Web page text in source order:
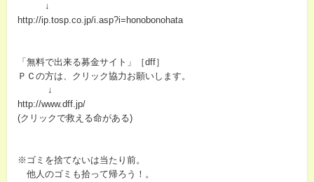
↓
http://ip.tosp.co.jp/i.asp?i=honobonohata
「無料で出来る募金サイト」［dff］
ＰＣの方は、クリック協力お願いします。
↓
http://www.dff.jp/
(クリックで救える命がある)
※ゴミを捨てないは当たり前。
他人のゴミも拾って帰ろう！。